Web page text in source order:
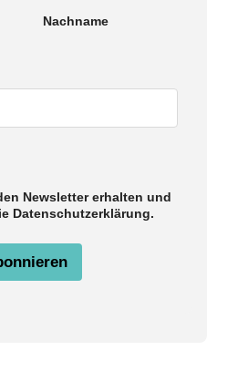
Nachname
Newsletter erhalten und
Datenschutzerklärung.